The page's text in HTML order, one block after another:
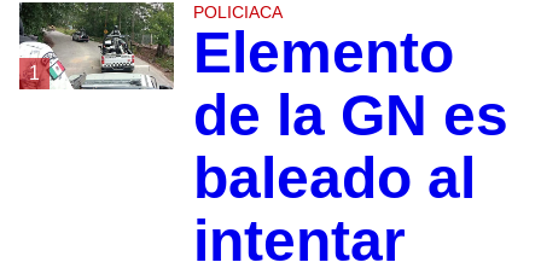
1
POLICIACA
Elemento
de la GN es
baleado al
intentar